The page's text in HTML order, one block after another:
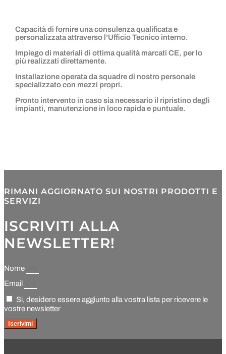
Capacità di fornire una consulenza qualificata e
personalizzata attraverso l’Ufficio Tecnico interno.
Impiego di materiali di ottima qualità marcati CE, per lo
più realizzati direttamente.
Installazione operata da squadre di nostro personale
specializzato con mezzi propri.
Pronto intervento in caso sia necessario il ripristino degli
impianti, manutenzione in loco rapida e puntuale.
RIMANI AGGIORNATO SUI NOSTRI PRODOTTI E
SERVIZI
ISCRIVITI ALLA
NEWSLETTER!
Nome
Email
Si, desidero essere aggiunto alla vostra lista per ricevere le
vostre newsletter
Iscrivimi